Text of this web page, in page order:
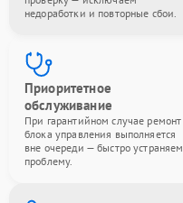
недоработки и повторные сбои.
Приоритетное
обслуживание
При гарантийном случае ремонт
блока управления выполняется
вне очереди — быстро устраняем
проблему.